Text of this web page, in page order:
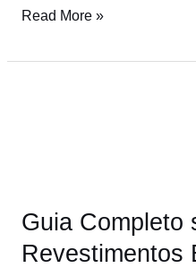
Read More »
Guia Completo
Revestimentos
Poliuretano
e